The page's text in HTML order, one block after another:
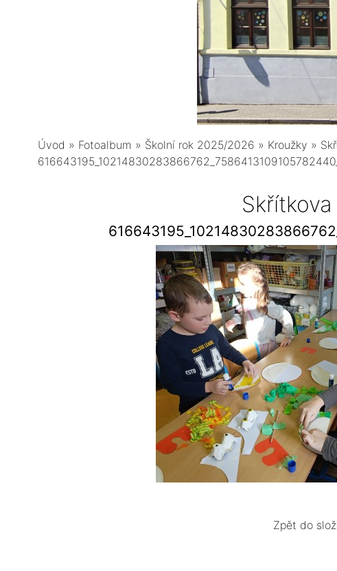
Úvod » Fotoalbum » Školní rok 2025/2026 » Kroužky »
Zpět do